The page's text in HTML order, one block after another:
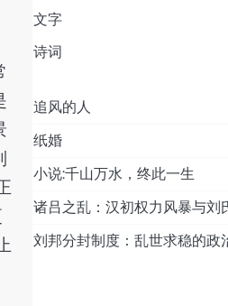
文字
诗词
追风的人
纸婚
小说:千山万水，终此一生
诸吕之乱：汉初权力风暴与刘
刘邦分封制度：乱世求稳的政